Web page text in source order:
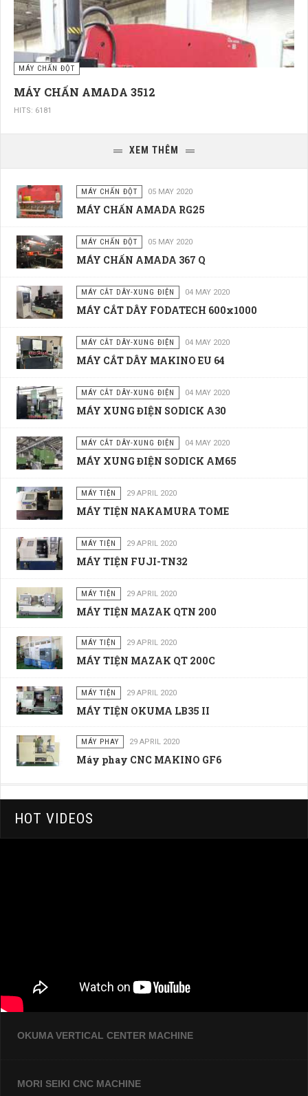
MÁY CHẤN ĐỘT
MÁY CHẤN AMADA 3512
HITS: 6181
XEM THÊM
MÁY CHẤN ĐỘT 05 MAY 2020
MÁY CHẤN AMADA RG25
MÁY CHẤN ĐỘT 05 MAY 2020
MÁY CHẤN AMADA 367 Q
MÁY CẮT DÂY-XUNG ĐIỆN 04 MAY 2020
MÁY CẮT DÂY FODATECH 600x1000
MÁY CẮT DÂY-XUNG ĐIỆN 04 MAY 2020
MÁY CẮT DÂY MAKINO EU 64
MÁY CẮT DÂY-XUNG ĐIỆN 04 MAY 2020
MÁY XUNG ĐIỆN SODICK A30
MÁY CẮT DÂY-XUNG ĐIỆN 04 MAY 2020
MÁY XUNG ĐIỆN SODICK AM65
MÁY TIỆN 29 APRIL 2020
MÁY TIỆN NAKAMURA TOME
MÁY TIỆN 29 APRIL 2020
MÁY TIỆN FUJI-TN32
MÁY TIỆN 29 APRIL 2020
MÁY TIỆN MAZAK QTN 200
MÁY TIỆN 29 APRIL 2020
MÁY TIỆN MAZAK QT 200C
MÁY TIỆN 29 APRIL 2020
MÁY TIỆN OKUMA LB35 II
MÁY PHAY 29 APRIL 2020
Máy phay CNC MAKINO GF6
HOT VIDEOS
OKUMA VERTICAL CENTER MACHINE
MORI SEIKI CNC MACHINE